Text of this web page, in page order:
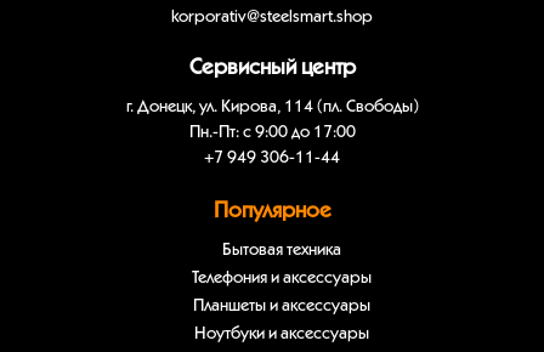
korporativ@steelsmart.shop
Сервисный центр
г. Донецк, ул. Кирова, 114 (пл. Свободы)
Пн.-Пт: с 9:00 до 17:00
+7 949 306-11-44
Популярное
Бытовая техника
Телефония и аксессуары
Планшеты и аксессуары
Ноутбуки и аксессуары